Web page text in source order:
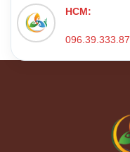
HCM:
096.39.333.87